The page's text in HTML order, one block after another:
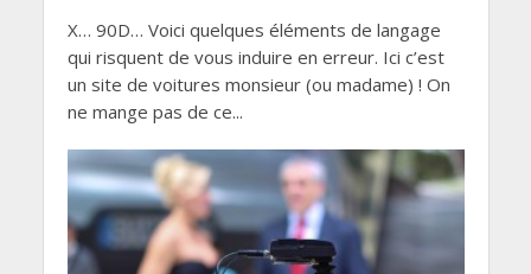
X… 90D… Voici quelques éléments de langage
qui risquent de vous induire en erreur. Ici c’est
un site de voitures monsieur (ou madame) ! On
ne mange pas de ce...